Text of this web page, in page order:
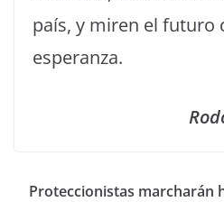
país, y miren el futuro
esperanza.
Proteccionistas marcharán